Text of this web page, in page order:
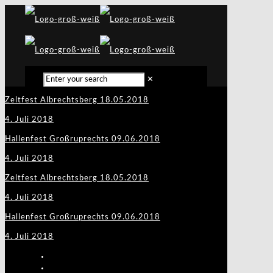
✕
Zeltfest Albrechtsberg 18.05.2018
4. Juli 2018
Hallenfest Großruprechts 09.06.2018
4. Juli 2018
Zeltfest Albrechtsberg 18.05.2018
4. Juli 2018
Hallenfest Großruprechts 09.06.2018
4. Juli 2018